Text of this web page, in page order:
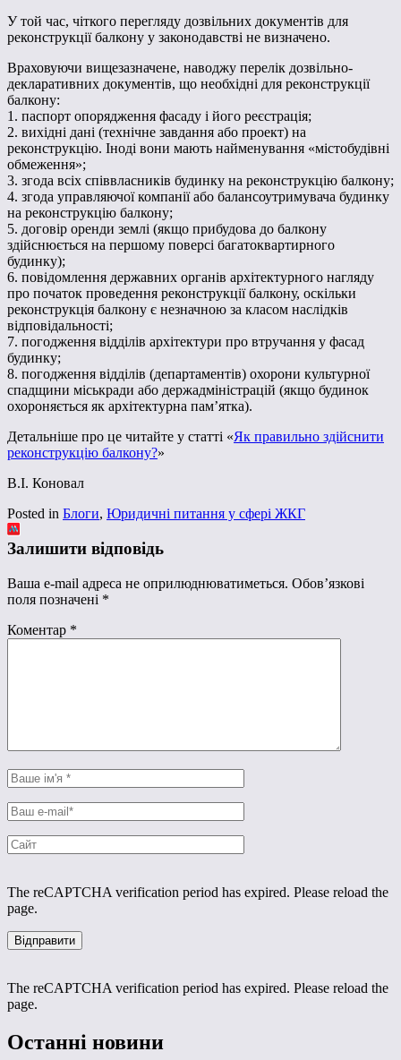
У той час, чіткого перегляду дозвільних документів для
реконструкції балкону у законодавстві не визначено.
Враховуючи вищезазначене, наводжу перелік дозвільно-
декларативних документів, що необхідні для реконструкції
балкону:
1. паспорт опорядження фасаду і його реєстрація;
2. вихідні дані (технічне завдання або проект) на
реконструкцію. Іноді вони мають найменування «містобудівні
обмеження»;
3. згода всіх співвласників будинку на реконструкцію балкону;
4. згода управляючої компанії або балансоутримувача будинку
на реконструкцію балкону;
5. договір оренди землі (якщо прибудова до балкону
здійснюється на першому поверсі багатоквартирного
будинку);
6. повідомлення державних органів архітектурного нагляду
про початок проведення реконструкції балкону, оскільки
реконструкція балкону є незначною за класом наслідків
відповідальності;
7. погодження відділів архітектури про втручання у фасад
будинку;
8. погодження відділів (департаментів) охорони культурної
спадщини міськради або держадміністрацій (якщо будинок
охороняється як архітектурна пам’ятка).
Детальніше про це читайте у статті «Як правильно здійснити
реконструкцію балкону?»
В.І. Коновал
Posted in Блоги, Юридичні питання у сфері ЖКГ
Залишити відповідь
Ваша e-mail адреса не оприлюднюватиметься. Обов’язкові
поля позначені *
Коментар *
The reCAPTCHA verification period has expired. Please reload the
page.
The reCAPTCHA verification period has expired. Please reload the
page.
Останні новини